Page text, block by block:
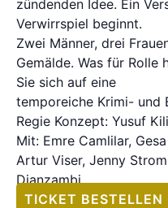
zündenden Idee. Ein
Verwirrspiel beginnt.
Zwei Männer, drei
Gemälde. Was für Rolle
Sie sich auf eine
temporeiche Krimi- und
Regie Konzept: Yusuf
Mit: Emre Camlilar,
Artur Viser, Jenny
Dianzambi
TICKET BESTELLEN